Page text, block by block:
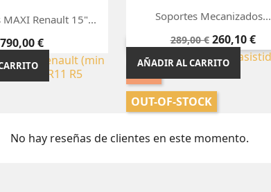
Precio
1.850,00 €
AÑADIR AL CARRITO
rápida
Renault 15"...
Precio
790,00 €
¡EN OFERTA!
OUT-OF-STOCK
 Vista rápida
Soportes Mecanizados...
Precio
289,00 € Precio
260,10 €
AÑADIR AL CARRITO
No hay reseñas de clientes en este momento.